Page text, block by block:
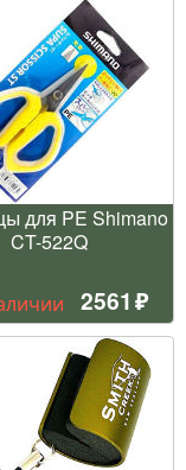
для PE Shimano
CT-522Q
2561